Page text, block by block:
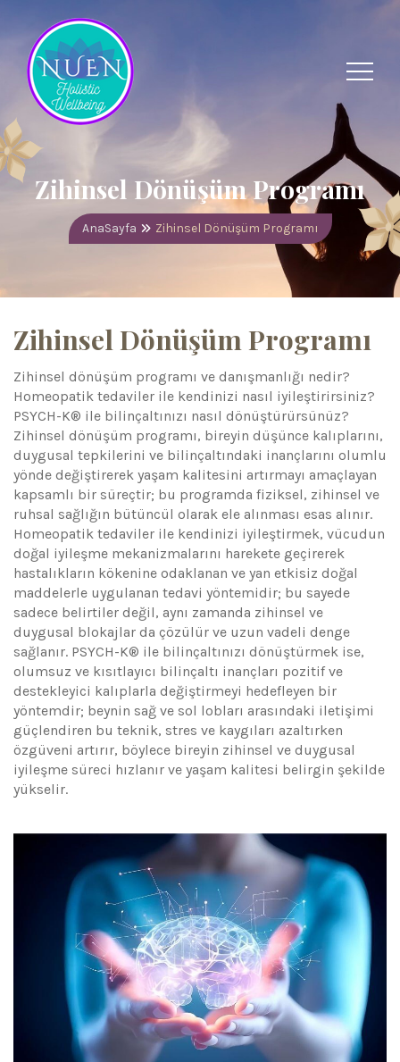
Zihinsel Dönüşüm Programı
AnaSayfa Zihinsel Dönüşüm Programı
Zihinsel Dönüşüm Programı
Zihinsel dönüşüm programı ve danışmanlığı nedir?
Homeopatik tedaviler ile kendinizi nasıl iyileştirirsiniz?
PSYCH-K® ile bilinçaltınızı nasıl dönüştürürsünüz?
Zihinsel dönüşüm programı, bireyin düşünce kalıplarını,
duygusal tepkilerini ve bilinçaltındaki inançlarını olumlu
yönde değiştirerek yaşam kalitesini artırmayı amaçlayan
kapsamlı bir süreçtir; bu programda fiziksel, zihinsel ve
ruhsal sağlığın bütüncül olarak ele alınması esas alınır.
Homeopatik tedaviler ile kendinizi iyileştirmek, vücudun
doğal iyileşme mekanizmalarını harekete geçirerek
hastalıkların kökenine odaklanan ve yan etkisiz doğal
maddelerle uygulanan tedavi yöntemidir; bu sayede
sadece belirtiler değil, aynı zamanda zihinsel ve
duygusal blokajlar da çözülür ve uzun vadeli denge
sağlanır. PSYCH-K® ile bilinçaltınızı dönüştürmek ise,
olumsuz ve kısıtlayıcı bilinçaltı inançları pozitif ve
destekleyici kalıplarla değiştirmeyi hedefleyen bir
yöntemdir; beynin sağ ve sol lobları arasındaki iletişimi
güçlendiren bu teknik, stres ve kaygıları azaltırken
özgüveni artırır, böylece bireyin zihinsel ve duygusal
iyileşme süreci hızlanır ve yaşam kalitesi belirgin şekilde
yükselir.